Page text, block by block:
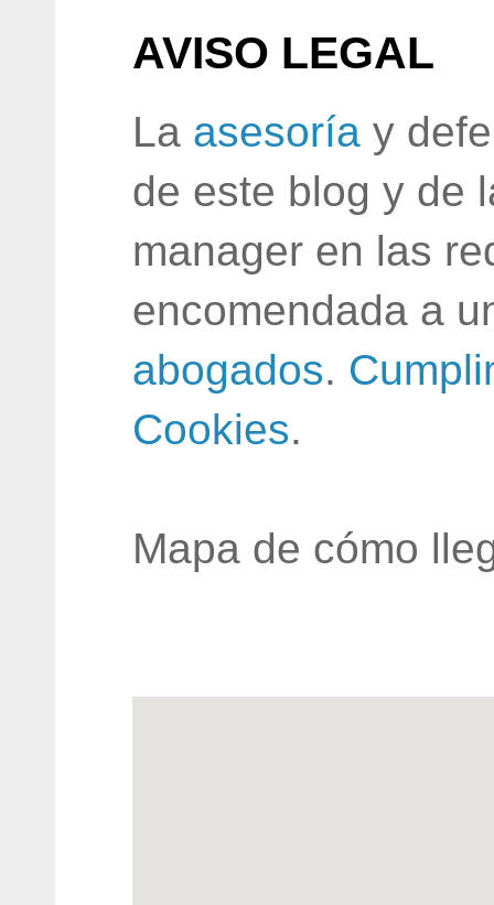
AVISO LEGAL
La asesoría y
de este blog y de
manager en las
encomendada a
abogados.
Cookies.
Mapa de cómo